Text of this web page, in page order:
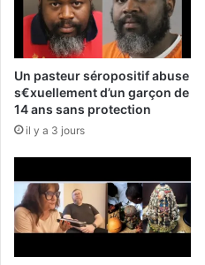
Un pasteur séropositif abuse
s€xuellement d’un garçon de
14 ans sans protection
il y a 3 jours